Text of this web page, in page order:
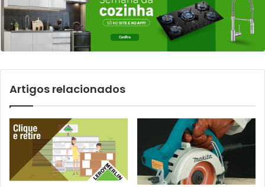
Artigos relacionados